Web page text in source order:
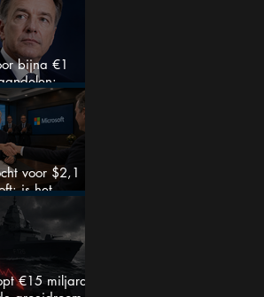
bijna €1
timing?
voor $2,1
is het
€15 miljard